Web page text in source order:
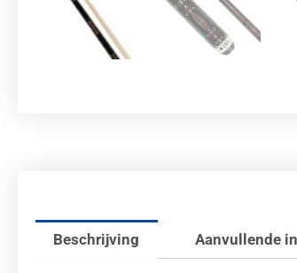
Beschrijving Aanvullende